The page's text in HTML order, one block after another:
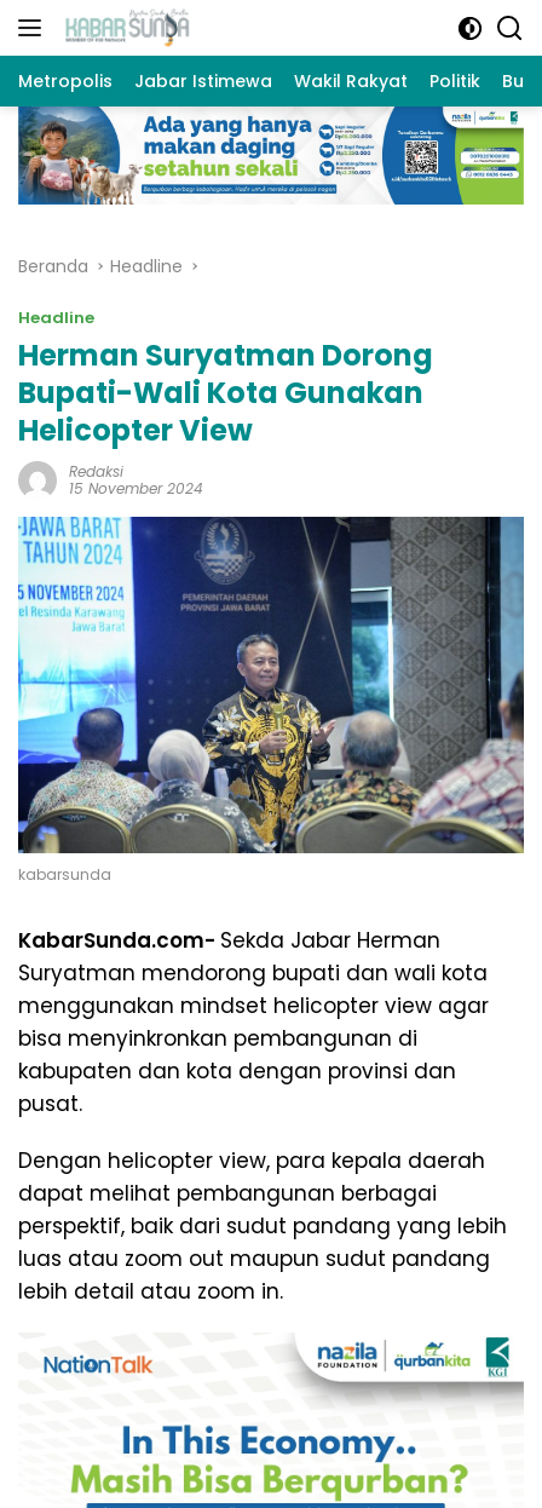
Langsung
Metropolis Jabar Istimewa Wakil Rakyat Politik
Beranda Headline
Headline
Herman Suryatman Dorong
Bupati-Wali Kota Gunakan
Helicopter View
Redaksi
15 November 2024
kabarsunda
KabarSunda.com- Sekda Jabar Herman
Suryatman mendorong bupati dan wali kota
menggunakan mindset helicopter view agar
bisa menyinkronkan pembangunan di
kabupaten dan kota dengan provinsi dan
pusat.
Dengan helicopter view, para kepala daerah
dapat melihat pembangunan berbagai
perspektif, baik dari sudut pandang yang lebih
luas atau zoom out maupun sudut pandang
lebih detail atau zoom in.